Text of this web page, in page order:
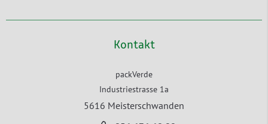
Kontakt
packVerde
Industriestrasse 1a
5616 Meisterschwanden